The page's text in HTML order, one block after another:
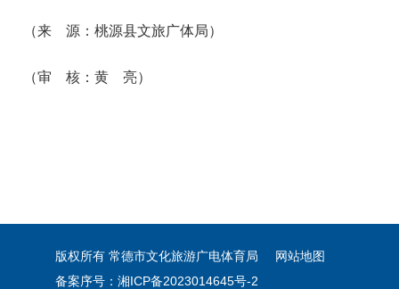
（来 源：桃源县文旅广体局）
（审 核：黄 亮）
版权所有 常德市文化旅游广电体育局
网站地图
备案序号：湘ICP备2023014645号-2